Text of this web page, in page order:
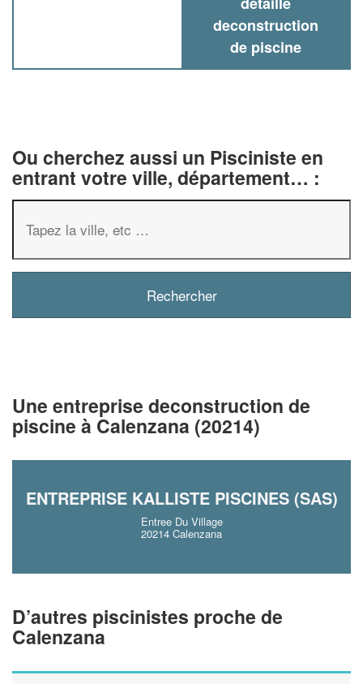
deconstruction
de piscine
Ou cherchez aussi un Pisciniste en
entrant votre ville, département… :
Une entreprise deconstruction de
piscine à Calenzana (20214)
ENTREPRISE KALLISTE PISCINES (SAS)
Entree Du Village
20214 Calenzana
D’autres piscinistes proche de
Calenzana
✕
chiffre
vosmargestout en gagnant
nouveaux clients